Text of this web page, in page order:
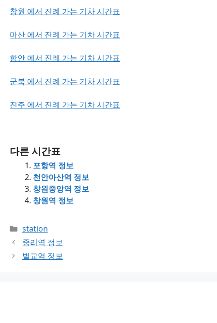
창원 에서 진례 가는 기차 시간표
마산 에서 진례 가는 기차 시간표
함안 에서 진례 가는 기차 시간표
군북 에서 진례 가는 기차 시간표
진주 에서 진례 가는 기차 시간표
다른 시간표
포항역 정보
천안아산역 정보
창원중앙역 정보
창원역 정보
Categories
station
중리역 정보
벌교역 정보